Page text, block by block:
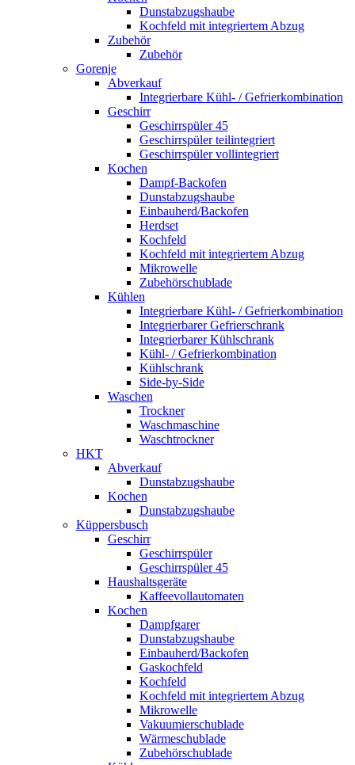
Dunstabzugshaube
Kochfeld mit integriertem Abzug
Zubehör
Zubehör
Gorenje
Abverkauf
Integrierbare Kühl- / Gefrierkombination
Geschirr
Geschirrspüler 45
Geschirrspüler teilintegriert
Geschirrspüler vollintegriert
Kochen
Dampf-Backofen
Dunstabzugshaube
Einbauherd/Backofen
Herdset
Kochfeld
Kochfeld mit integriertem Abzug
Mikrowelle
Zubehörschublade
Kühlen
Integrierbare Kühl- / Gefrierkombination
Integrierbarer Gefrierschrank
Integrierbarer Kühlschrank
Kühl- / Gefrierkombination
Kühlschrank
Side-by-Side
Waschen
Trockner
Waschmaschine
Waschtrockner
HKT
Abverkauf
Dunstabzugshaube
Kochen
Dunstabzugshaube
Küppersbusch
Geschirr
Geschirrspüler
Geschirrspüler 45
Haushaltsgeräte
Kaffeevollautomaten
Kochen
Dampfgarer
Dunstabzugshaube
Einbauherd/Backofen
Gaskochfeld
Kochfeld
Kochfeld mit integriertem Abzug
Mikrowelle
Vakuumierschublade
Wärmeschublade
Zubehörschublade